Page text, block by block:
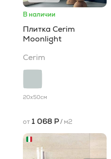
В наличии
Плитка Cerim
Moonlight
Cerim
20x50см
от 1 068 Р/ м2